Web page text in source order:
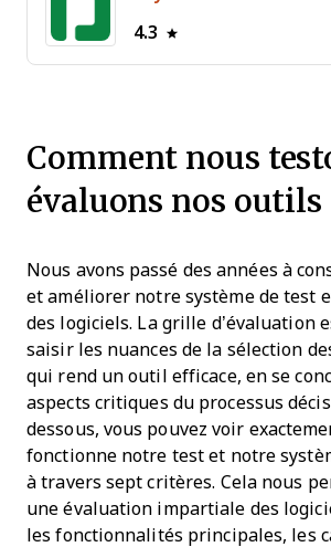
4.3
Comment nous
évaluons nos outils
Nous avons passé des années à
et améliorer notre système de test
des logiciels. La grille d’évaluation
saisir les nuances de la sélection
qui rend un outil efficace, en se
aspects critiques du processus
dessous, vous pouvez voir
fonctionne notre test et notre
à travers sept critères. Cela nous
une évaluation impartiale des
les fonctionnalités principales, les